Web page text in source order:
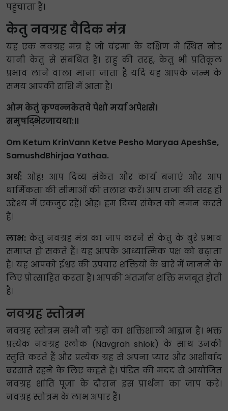
पहुंचाता है।
केतु नवग्रह वैदिक मंत्र
यह एक नवग्रह मंत्र है जो चंद्रमा के दक्षिण में स्थित नोड
यानी केतु से संबंधित है। राहु की तरह, केतु भी प्रतिकूल
प्रभाव लाने वाला माना जाता है यदि यह आपके जन्म के
समय आपकी राशि में आता है।
ओम केतुं कृण्वन्नकेतवे पेशो मर्या अपेशसे।
समुषद्भिरजायथा:।।
Om Ketum KrinVann Ketve Pesho Maryaa ApeshSe,
SamushdBhirjaa Yathaa.
अर्थ: ओह! आप दिव्य संकेत और कार्य बनाएं और आप
धार्मिकता की सीमाओं की तलाश करें। आप राजा की तरह ही
उद्देश्य में एकजुट रहें। ओह! हम दिव्य संकेत को नमन करते
हैं।
लाभ: केतु नवग्रह मंत्र का जाप करने से केतु के बुरे प्रभाव
समाप्त हो सकते हैं। यह आपके आध्यात्मिक पक्ष को बढ़ाता
है। यह आपको ईश्वर की उपचार शक्तियों के बारे में जानने के
लिए प्रोत्साहित करता है। आपकी अंतर्ज्ञान शक्ति मजबूत होती
है।
नवग्रह स्तोत्रम
नवग्रह स्तोत्रम सभी नौ ग्रहों का शक्तिशाली आह्वान है। भक्त
प्रत्येक नवग्रह श्लोक (Navgrah shlok) के साथ उनकी
स्तुति करते हैं और प्रत्येक ग्रह से अपना प्यार और आशीर्वाद
बरसाते रहने के लिए कहते हैं। पंडित की मदद से आयोजित
नवग्रह शांति पूजा के दौरान इस प्रार्थना का जाप करें।
नवग्रह स्तोत्रम के लाभ अपार हैं।